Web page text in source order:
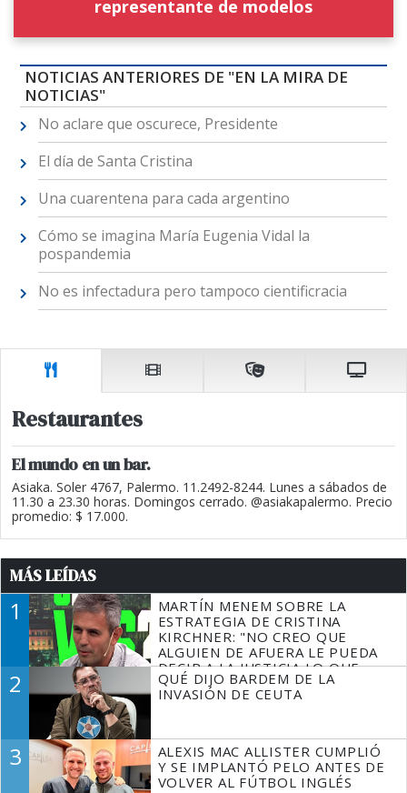
representante de modelos
NOTICIAS ANTERIORES DE "EN LA MIRA DE
NOTICIAS"
No aclare que oscurece, Presidente
El día de Santa Cristina
Una cuarentena para cada argentino
Cómo se imagina María Eugenia Vidal la
pospandemia
No es infectadura pero tampoco cientificracia
Restaurantes
El mundo en un bar.
Asiaka. Soler 4767, Palermo. 11.2492-8244. Lunes a sábados de
11.30 a 23.30 horas. Domingos cerrado. @asiakapalermo. Precio
promedio: $ 17.000.
MÁS LEÍDAS
1
MARTÍN MENEM SOBRE LA
ESTRATEGIA DE CRISTINA
KIRCHNER: "NO CREO QUE
ALGUIEN DE AFUERA LE PUEDA
DECIR A LA JUSTICIA LO QUE
TIENE QUE HACER"
2
QUÉ DIJO BARDEM DE LA
INVASIÓN DE CEUTA
3
ALEXIS MAC ALLISTER CUMPLIÓ
Y SE IMPLANTÓ PELO ANTES DE
VOLVER AL FÚTBOL INGLÉS